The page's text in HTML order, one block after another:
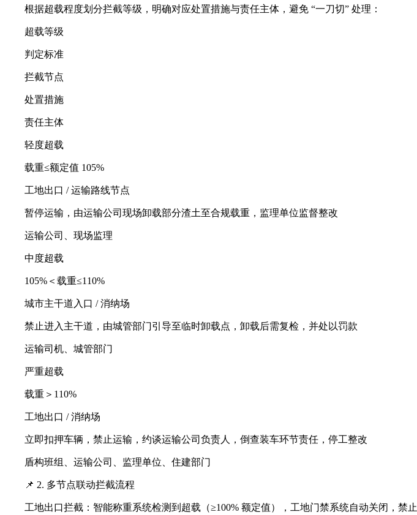
根据超载程度划分拦截等级，明确对应处置措施与责任主体，避免 “一刀切” 处理：
超载等级
判定标准
拦截节点
处置措施
责任主体
轻度超载
载重≤额定值 105%
工地出口 / 运输路线节点
暂停运输，由运输公司现场卸载部分渣土至合规载重，监理单位监督整改
运输公司、现场监理
中度超载
105%＜载重≤110%
城市主干道入口 / 消纳场
禁止进入主干道，由城管部门引导至临时卸载点，卸载后需复检，并处以罚款
运输司机、城管部门
严重超载
载重＞110%
工地出口 / 消纳场
立即扣押车辆，禁止运输，约谈运输公司负责人，倒查装车环节责任，停工整改
盾构班组、运输公司、监理单位、住建部门
📌 2. 多节点联动拦截流程
工地出口拦截：智能称重系统检测到超载（≥100% 额定值），工地门禁系统自动关闭，